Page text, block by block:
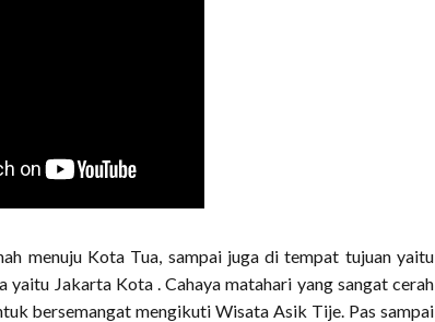
menuju Kota Tua, sampai juga di tempat tujuan yaitu
Jakarta Kota . Cahaya matahari yang sangat cerah
bersemangat mengikuti Wisata Asik Tije. Pas sampai